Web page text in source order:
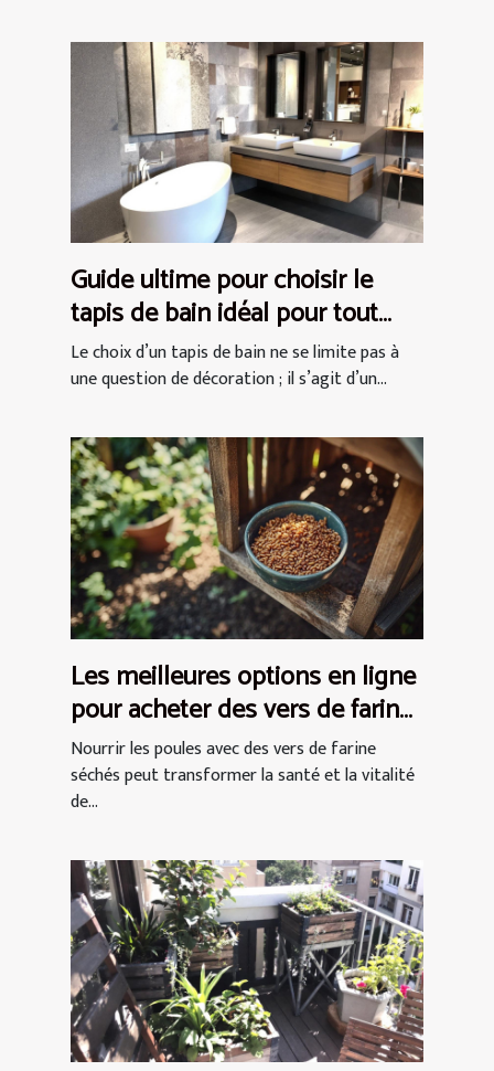
Guide ultime pour choisir le
tapis de bain idéal pour tout
espace
Le choix d’un tapis de bain ne se limite pas à
une question de décoration ; il s’agit d’un...
Les meilleures options en ligne
pour acheter des vers de farine
séchés pour les poules
Nourrir les poules avec des vers de farine
séchés peut transformer la santé et la vitalité
de...